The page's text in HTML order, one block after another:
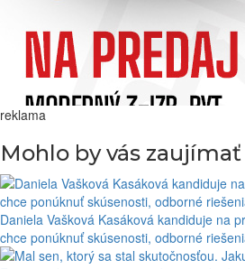
reklama
Mohlo by vás zaujímať
Daniela Vašková Kasáková kandiduje na
chce ponúknuť skúsenosti, odborné